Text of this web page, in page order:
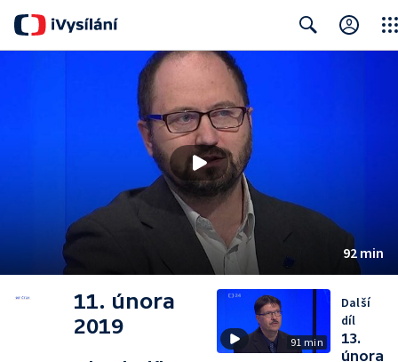
92 min
11. února
2019
91 min
Další
díl
13.
února